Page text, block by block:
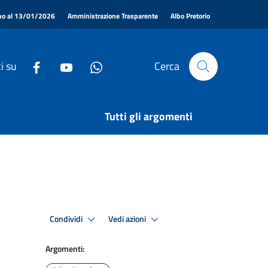
al 13/01/2026 Amministrazione Trasparente Albo Pretorio
su Cerca
Tutti gli argomenti
Condividi Vedi azioni
Argomenti: